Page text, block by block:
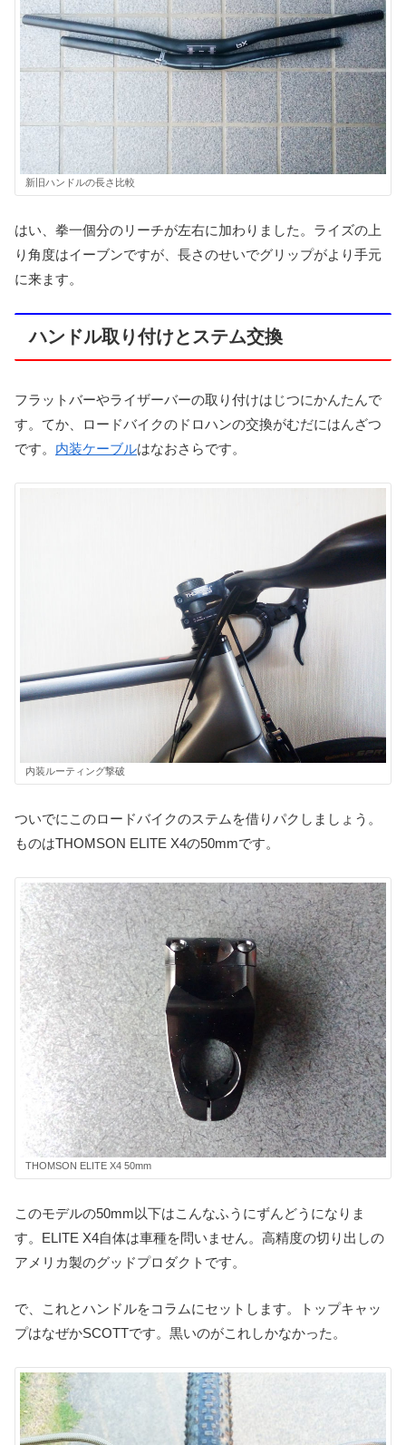
新旧ハンドルの長さ比較
はい、拳一個分のリーチが左右に加わりました。ライズの上
り角度はイーブンですが、長さのせいでグリップがより手元
に来ます。
ハンドル取り付けとステム交換
フラットバーやライザーバーの取り付けはじつにかんたんで
す。てか、ロードバイクのドロハンの交換がむだにはんざつ
です。 内装ケーブルはなおさらです。
内装ルーティング撃破
ついでにこのロードバイクのステムを借りパクしましょう。
ものはTHOMSON ELITE X4の50mmです。
THOMSON ELITE X4 50mm
このモデルの50mm以下はこんなふうにずんどうになりま
す。ELITE X4自体は車種を問いません。高精度の切り出しの
アメリカ製のグッドプロダクトです。
で、これとハンドルをコラムにセットします。トップキャッ
プはなぜかSCOTTです。黒いのがこれしかなかった。